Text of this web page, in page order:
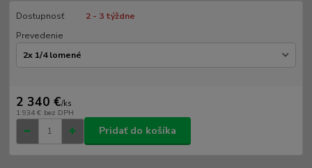
Dostupnosť
2 - 3 týždne
Prevedenie
2 340 €/ks
1 934 € bez DPH
Pridať do košíka